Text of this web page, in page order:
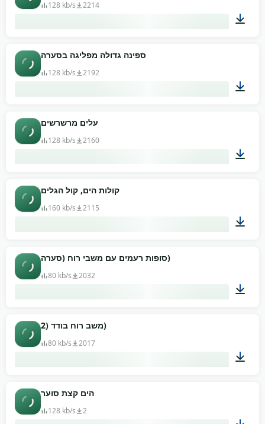
128 kb/s 2214
ספינה גדולה מפליגה בסערה
128 kb/s 2192
עלים מרשרשים
128 kb/s 2160
קולות הים, קול הגלים
160 kb/s 2115
סופות רעמים עם משבי רוח (סערה)
80 kb/s 2032
משב רוח בודד (2)
80 kb/s 2017
הים קצת סוער
128 kb/s 2